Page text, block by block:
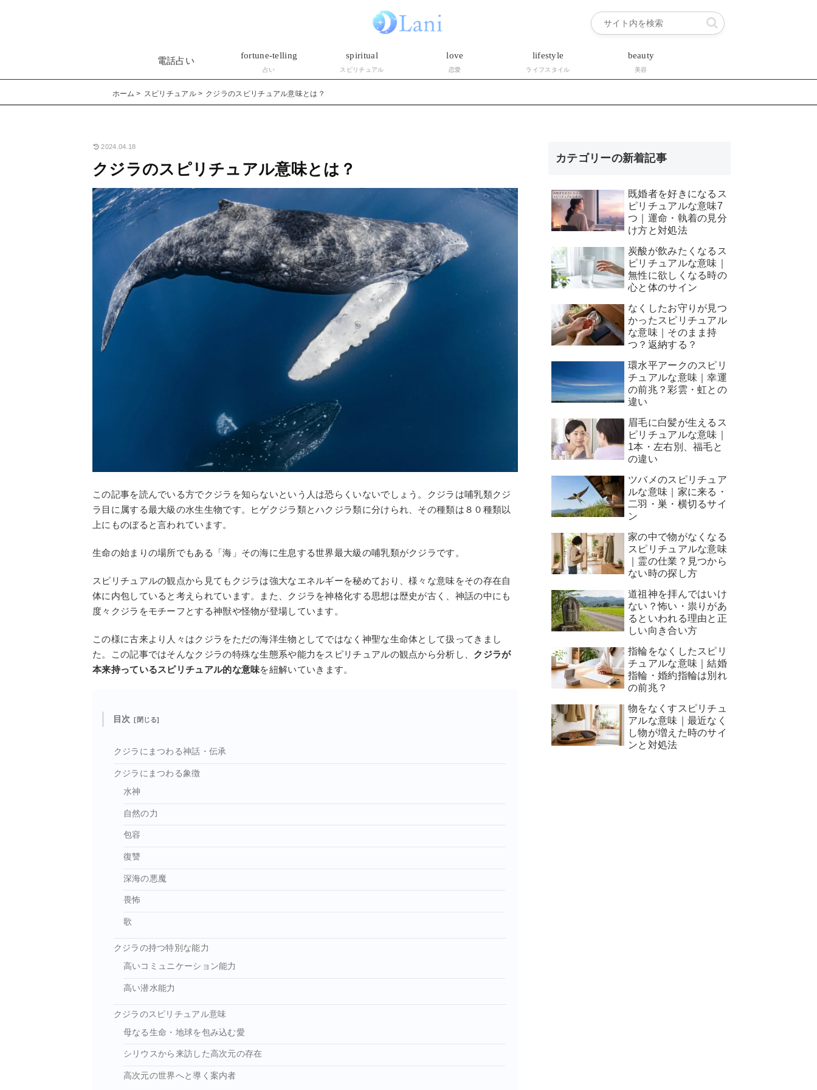
電話占い
fortune-telling
占い
spiritual
スピリチュアル
love
恋愛
lifestyle
ライフスタイル
beauty
美容
ホーム スピリチュアル クジラのスピリチュアル意味とは？
2024.04.18
クジラのスピリチュアル意味とは？
この記事を読んでいる方でクジラを知らないという人は恐らくいないでしょう。クジラは哺乳類クジ
ラ目に属する最大級の水生生物です。ヒゲクジラ類とハクジラ類に分けられ、その種類は８０種類以
上にものぼると言われています。
生命の始まりの場所でもある「海」その海に生息する世界最大級の哺乳類がクジラです。
スピリチュアルの観点から見てもクジラは強大なエネルギーを秘めており、様々な意味をその存在自
体に内包していると考えられています。また、クジラを神格化する思想は歴史が古く、神話の中にも
度々クジラをモチーフとする神獣や怪物が登場しています。
この様に古来より人々はクジラをただの海洋生物としてではなく神聖な生命体として扱ってきまし
た。この記事ではそんなクジラの特殊な生態系や能力をスピリチュアルの観点から分析し、 クジラが
本来持っているスピリチュアル的な意味を紐解いていきます。
目次
クジラにまつわる神話・伝承
クジラにまつわる象徴
水神
自然の力
包容
復讐
深海の悪魔
畏怖
歌
クジラの持つ特別な能力
高いコミュニケーション能力
高い潜水能力
クジラのスピリチュアル意味
母なる生命・地球を包み込む愛
シリウスから来訪した高次元の存在
高次元の世界へと導く案内者
カテゴリーの新着記事
既婚者を好きになるス
ピリチュアルな意味7
つ｜運命・執着の見分
け方と対処法
炭酸が飲みたくなるス
ピリチュアルな意味｜
無性に欲しくなる時の
心と体のサイン
なくしたお守りが見つ
かったスピリチュアル
な意味｜そのまま持
つ？返納する？
環水平アークのスピリ
チュアルな意味｜幸運
の前兆？彩雲・虹との
違い
眉毛に白髪が生えるス
ピリチュアルな意味｜
1本・左右別、福毛と
の違い
ツバメのスピリチュア
ルな意味｜家に来る・
二羽・巣・横切るサイ
ン
家の中で物がなくなる
スピリチュアルな意味
｜霊の仕業？見つから
ない時の探し方
道祖神を拝んではいけ
ない？怖い・祟りがあ
るといわれる理由と正
しい向き合い方
指輪をなくしたスピリ
チュアルな意味｜結婚
指輪・婚約指輪は別れ
の前兆？
物をなくすスピリチュ
アルな意味｜最近なく
し物が増えた時のサイ
ンと対処法